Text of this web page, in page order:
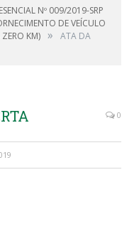
Nº 009/2019-SRP
DE VEÍCULO
KM) »
ATA DA
0